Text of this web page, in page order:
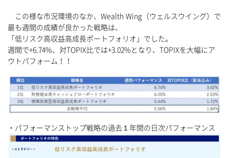
この様な市況環境のなか、Wealth Wing（ウェルスウイング）で
最も週間の成績が良かった戦略は、
「低リスク高収益高成長ポートフォリオ」でした。
週間で+6.74%、対TOPIX比では+3.02%となり、TOPIXを大幅にア
ウトパフォーム！！
・パフォーマンストップ戦略の過去１年間の日次パフォーマンス